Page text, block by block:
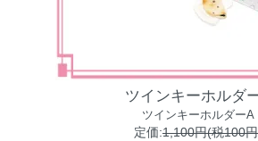
ツインキーホルダ
ツインキーホルダーA
定価:1,100円(税100